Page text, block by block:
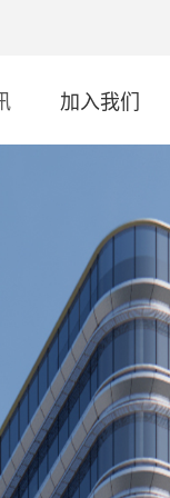
加入我们